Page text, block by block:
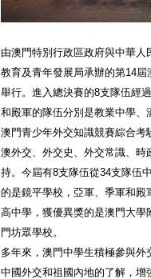
由澳門特別行政區政府與中華人
教育及青年發展局承辦的第14
舉行。進入總決賽的8支隊伍經
和殿軍的隊伍分別是教業中學、
澳門青少年外交知識競賽綜合
澳外交、外交史、外交常識、
持。今屆有8支隊伍從34支隊伍
的是鏡平學校，亞軍、季軍和
高中學，獲優異獎的是澳門大
門坊眾學校。
多年來，澳門中學生積極參與
中國外交和祖國內地的了解，